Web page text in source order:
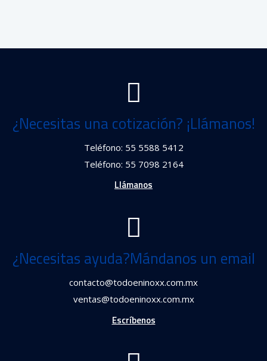
¿Necesitas una cotización? ¡Llámanos!
Teléfono: 55 5588 5412
Teléfono: 55 7098 2164
Llámanos
¿Necesitas ayuda?Mándanos un email
contacto@todoeninoxx.com.mx
ventas@todoeninoxx.com.mx
Escríbenos